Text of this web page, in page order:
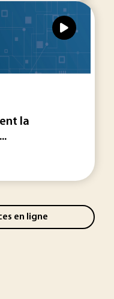
la
en ligne